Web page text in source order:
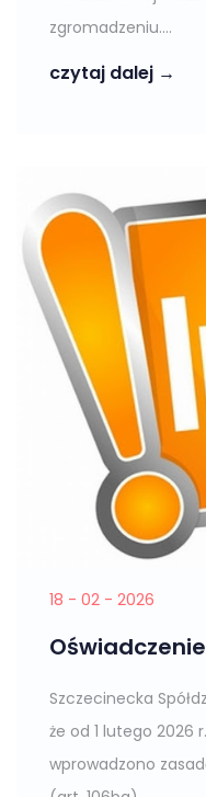
zgromadzeniu....
czytaj dalej →
18 - 02 - 2026
Szczecinecka
że od 1 lutego 2026
wprowadzono